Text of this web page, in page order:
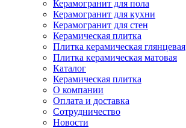
Керамогранит для пола
Керамогранит для кухни
Керамогранит для стен
Керамическая плитка
Плитка керамическая глянцевая
Плитка керамическая матовая
Каталог
Керамическая плитка
О компании
Оплата и доставка
Сотрудничество
Новости